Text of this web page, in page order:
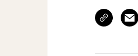
Link
kopieren/
Email